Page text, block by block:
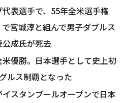
表選手で、55年全米選手権
で宮城淳と組んで男子ダブルス
成氏が死去
優勝。日本選手として史上初
ルス制覇となった
スタンブールオープンで日本